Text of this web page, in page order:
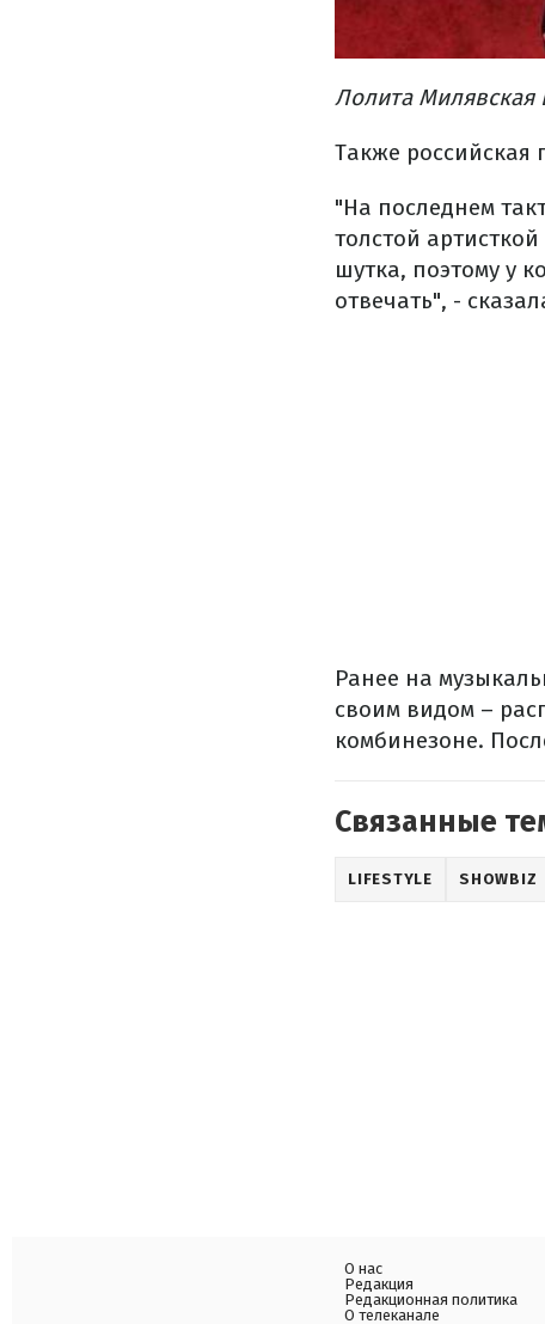
Лолита Милявская
Также российская
"На последнем
толстой
шутка, поэтому у
отвечать", -
Ранее на
своим видом –
комбинезоне.
Связанные
LIFESTYLE SHOWBIZ
О нас
Редакция
Редакционная политика
О телеканале